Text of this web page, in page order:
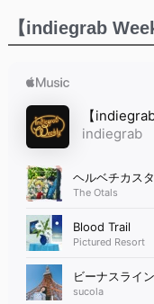
【indiegrab